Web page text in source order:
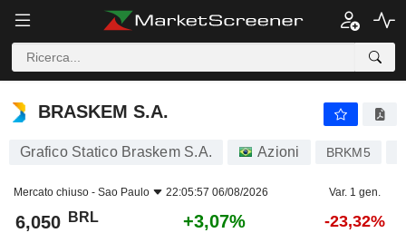
BRASKEM S.A.
BRASKEM S.A.
Grafico Statico Braskem S.A. Azioni BRKM5
Mercato chiuso - Sao Paulo 22:05:57 06/08/2026 Var. 1 gen.
6,050 BRL +3,07% -23,32%